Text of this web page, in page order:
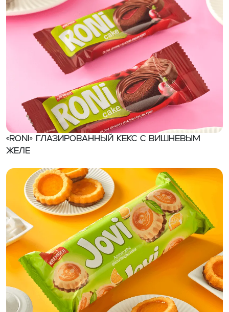
«RONI» Глазированный кекс с вишневым
желе